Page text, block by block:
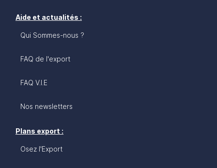
Aide et actualités :
Qui Sommes-nous ?
FAQ de l'export
FAQ V.I.E
Nos newsletters
Plans export :
Osez l'Export